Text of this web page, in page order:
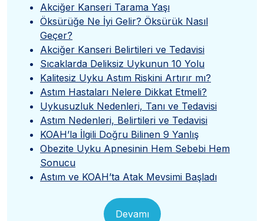
Akciğer Kanseri Tarama Yaşı
Öksürüğe Ne İyi Gelir? Öksürük Nasıl
Geçer?
Akciğer Kanseri Belirtileri ve Tedavisi
Sıcaklarda Deliksiz Uykunun 10 Yolu
Kalitesiz Uyku Astım Riskini Artırır mı?
Astım Hastaları Nelere Dikkat Etmeli?
Uykusuzluk Nedenleri, Tanı ve Tedavisi
Astım Nedenleri, Belirtileri ve Tedavisi
KOAH’la İlgili Doğru Bilinen 9 Yanlış
Obezite Uyku Apnesinin Hem Sebebi Hem
Sonucu
Astım ve KOAH’ta Atak Mevsimi Başladı
Devamı